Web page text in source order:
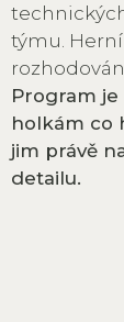
týmu.
Program
holkám co
jim právě
detailu.